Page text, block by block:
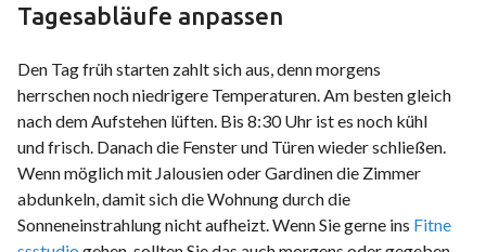
Tagesabläufe anpassen
Den Tag früh starten zahlt sich aus, denn morgens
herrschen noch niedrigere Temperaturen. Am besten gleich
nach dem Aufstehen lüften. Bis 8:30 Uhr ist es noch kühl
und frisch. Danach die Fenster und Türen wieder schließen.
Wenn möglich mit Jalousien oder Gardinen die Zimmer
abdunkeln, damit sich die Wohnung durch die
Sonneneinstrahlung nicht aufheizt. Wenn Sie gerne ins Fitne